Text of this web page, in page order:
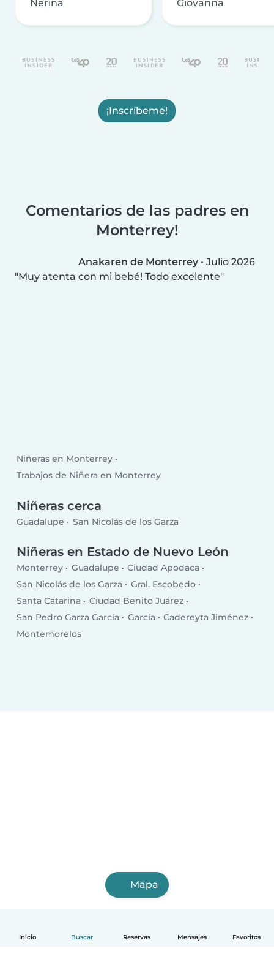
Inicio Buscar Reservas Mensajes Favoritos
Nerina Giovanna
¡Inscríbeme!
Comentarios de las padres en
Monterrey!
Anakaren de Monterrey • Julio 2026
Muy atenta con mi bebé! Todo excelente
Niñeras en Monterrey
Trabajos de Niñera en Monterrey
Niñeras cerca
Guadalupe San Nicolás de los Garza
Niñeras en Estado de Nuevo León
Monterrey Guadalupe
Ciudad Apodaca
San Nicolás de los Garza
Gral. Escobedo
Santa Catarina
Ciudad Benito Juárez
San Pedro Garza García
García
Cadereyta Jiménez
Montemorelos
Mapa